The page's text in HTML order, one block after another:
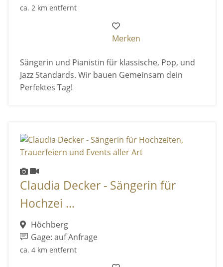
ca. 2 km entfernt
Merken
Sängerin und Pianistin für klassische, Pop, und
Jazz Standards. Wir bauen Gemeinsam dein
Perfektes Tag!
Claudia Decker - Sängerin für
Hochzei ...
Höchberg
Gage: auf Anfrage
ca. 4 km entfernt